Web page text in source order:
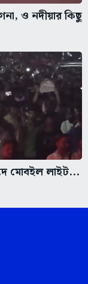
ও নদীয়ার কিছু
মোবইল লাইট...